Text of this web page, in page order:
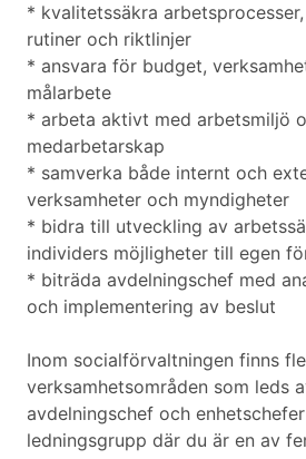
* kvalitetssäkra
rutiner och riktlinjer
* ansvara för budget,
målarbete
* arbeta aktivt med arbetsmiljö
medarbetarskap
* samverka både internt och
verksamheter och myndigheter
* bidra till utveckling av
individers möjligheter till egen
* biträda avdelningschef med
och implementering av beslut
Inom socialförvaltningen finns
verksamhetsområden som leds
avdelningschef och
ledningsgrupp där du är en av